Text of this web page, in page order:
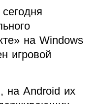
на Windows
игровой
на Android их